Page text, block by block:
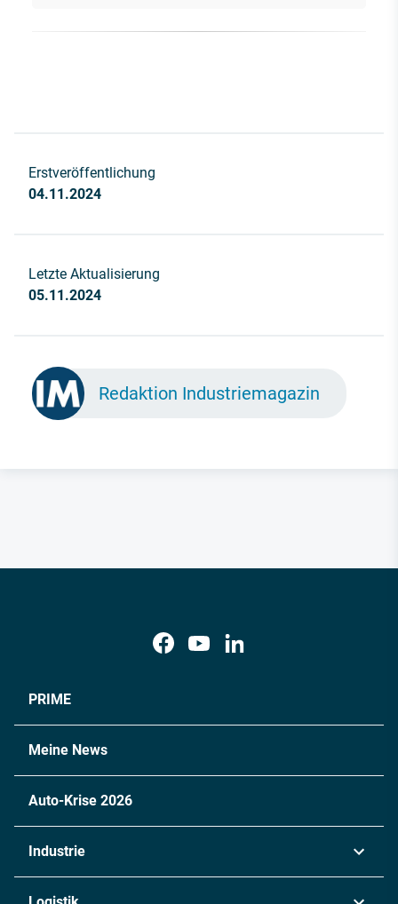
Erstveröffentlichung
04.11.2024
Letzte Aktualisierung
05.11.2024
Redaktion Industriemagazin
PRIME
Meine News
Auto-Krise 2026
Industrie